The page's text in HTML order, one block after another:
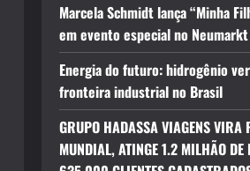
Marcela Schmidt lança “Minha
em evento especial no
Energia do futuro: hidrogênio
fronteira industrial no Brasil
GRUPO HADASSA VIAGENS VIRA
MUNDIAL, ATINGE 1.2 MILHÃO DE